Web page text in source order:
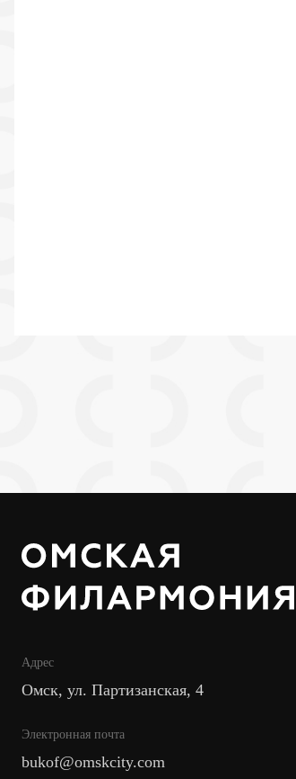
Адрес
Омск, ул. Партизанская, 4
Электронная почта
bukof@omskcity.com